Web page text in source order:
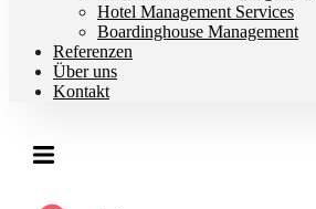
Hotel Management Services
Boardinghouse Management
Referenzen
Über uns
Kontakt